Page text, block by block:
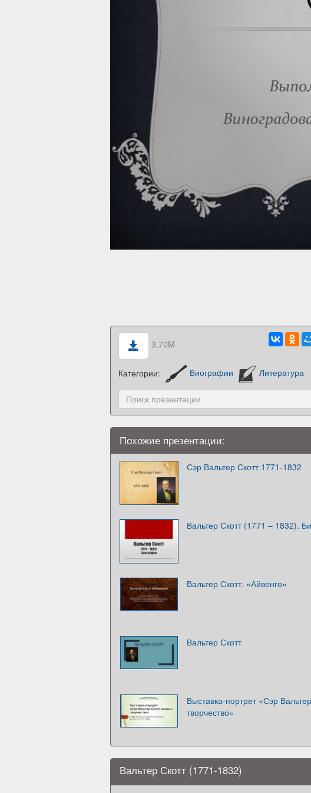
3.70M
Категории: Биографии Литература
Похожие презентации:
Сэр Вальтер Скотт 1771-1832
Вальтер Скотт (1771 – 1832).
Вальтер Скотт. «Айвенго»
Вальтер Скотт
Выставка-портрет «Сэр
творчество»
Вальтер Скотт (1771-1832)